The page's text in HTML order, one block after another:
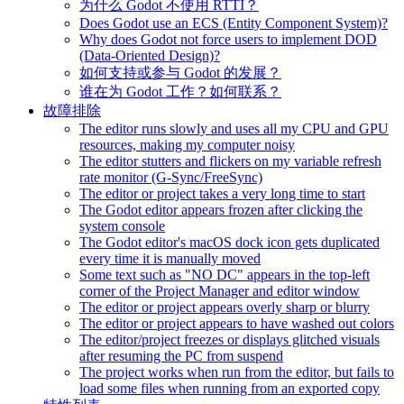
为什么 Godot 不使用 RTTI？
Does Godot use an ECS (Entity Component System)?
Why does Godot not force users to implement DOD
(Data-Oriented Design)?
如何支持或参与 Godot 的发展？
谁在为 Godot 工作？如何联系？
故障排除
The editor runs slowly and uses all my CPU and GPU
resources, making my computer noisy
The editor stutters and flickers on my variable refresh
rate monitor (G-Sync/FreeSync)
The editor or project takes a very long time to start
The Godot editor appears frozen after clicking the
system console
The Godot editor's macOS dock icon gets duplicated
every time it is manually moved
Some text such as "NO DC" appears in the top-left
corner of the Project Manager and editor window
The editor or project appears overly sharp or blurry
The editor or project appears to have washed out colors
The editor/project freezes or displays glitched visuals
after resuming the PC from suspend
The project works when run from the editor, but fails to
load some files when running from an exported copy